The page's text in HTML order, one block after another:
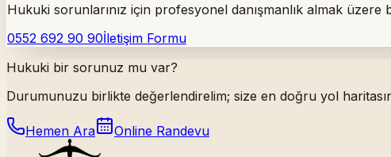
Hukuki sorunlarınız için profesyonel danışmanlık almak üzere
0552 692 90 90İletişim Formu
Hukuki bir sorunuz mu var?
Durumunuzu birlikte değerlendirelim; size en doğru yol
Hemen Ara Online Randevu